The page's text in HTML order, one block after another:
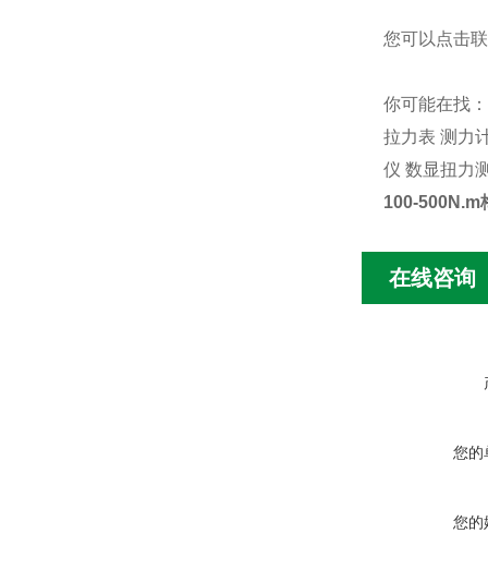
您可以点击
你可能在找：
拉力表 测力
仪 数显扭力
100-500N.m
在线咨询
您的
您的